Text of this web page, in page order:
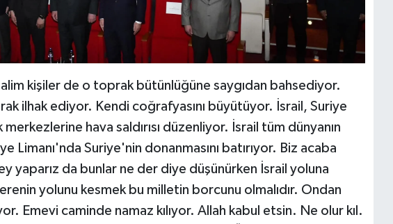
kişiler de o toprak bütünlüğüne saygıdan bahsediyor.
ilhak ediyor. Kendi coğrafyasını büyütüyor. İsrail, Suriye
hava saldırısı düzenliyor. İsrail tüm dünyanın
Limanı'nda Suriye'nin donanmasını batırıyor. Biz acaba
yaparız da bunlar ne der diye düşünürken İsrail yoluna
yolunu kesmek bu milletin borcunu olmalıdır. Ondan
Emevi caminde namaz kılıyor. Allah kabul etsin. Ne olur kıl.